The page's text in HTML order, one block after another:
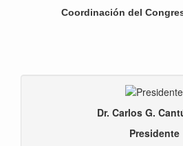
Coordinación del
Dr. Carlos G.
Presidente